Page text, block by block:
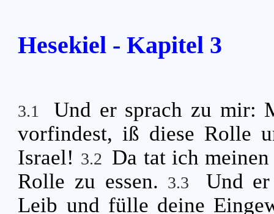
Hesekiel - Kapitel 3
3.1
Und er sprach zu mir:
vorfindest, iß diese Rolle
Israel! 3.2 Da tat ich
Rolle zu essen. 3.3
Und
Leib und fülle deine